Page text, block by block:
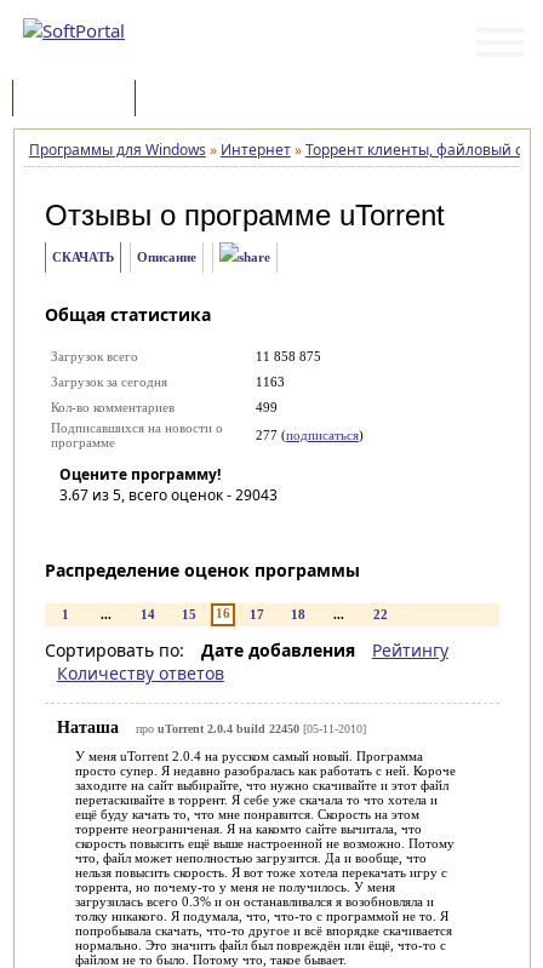
Программы для Windows » Интернет»Торрент клиенты, файловый
Отзывы о программе uTorrent
СКАЧАТЬ Описание
Общая статистика
Загрузок всего
11 858 875
Загрузок за сегодня
1163
Кол-во комментариев
499
Подписавшихся на новости о
программе
277 (подписаться)
Оцените программу!
3.67из 5, всего оценок -29043
Распределение оценок программы
1 ... 14 15 16 17 18 ... 22
Сортировать по: Дате добавления
Рейтингу
Количеству ответов
Наташа про uTorrent 2.0.4 build 22450[05-11-2010]
У меня uTorrent 2.0.4 на русском самый новый. Программа
просто супер. Я недавно разобралась как работать с ней. Короче
заходите на сайт выбирайте, что нужно скачивайте и этот файл
перетаскивайте в торрент. Я себе уже скачала то что хотела и
ещё буду качать то, что мне понравится. Скорость на этом
торренте неограниченая. Я на какомто сайте вычитала, что
скорость повысить ещё выше настроенной не возможно. Потому
что, файл может неполностью загрузится. Да и вообще, что
нельзя повысить скорость. Я вот тоже хотела перекачать игру с
торрента, но почему-то у меня не получилось. У меня
загрузилась всего 0.3% и он останавливался я возобновляла и
толку никакого. Я подумала, что, что-то с программой не то. Я
попробывала скачать, что-то другое и всё впорядке скачивается
нормально. Это значить файл был повреждён или ёщё, что-то с
файлом не то было. Потому что, такое бывает.